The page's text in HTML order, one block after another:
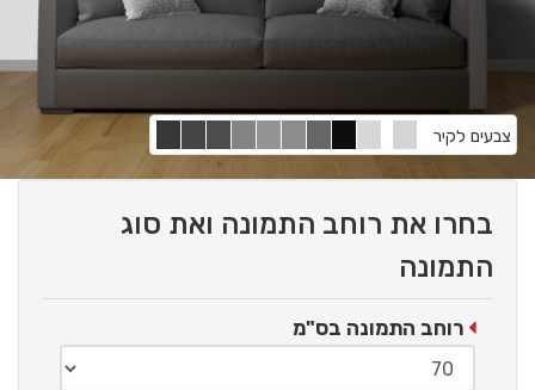
צבעים לקיר
בחרו את רוחב התמונה ואת סוג
התמונה
רוחב התמונה בס"מ